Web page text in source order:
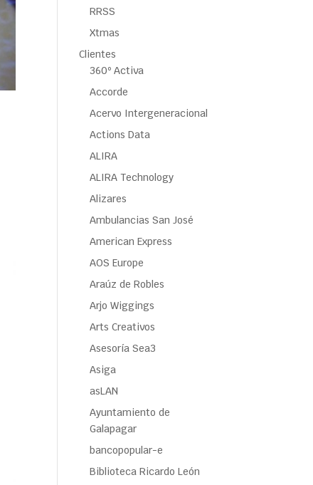
RRSS
Xtmas
Clientes
360º Activa
Accorde
Acervo Intergeneracional
Actions Data
ALIRA
ALIRA Technology
Alizares
Ambulancias San José
American Express
AOS Europe
Araúz de Robles
Arjo Wiggings
Arts Creativos
Asesoría Sea3
Asiga
asLAN
Ayuntamiento de
Galapagar
bancopopular-e
Biblioteca Ricardo León